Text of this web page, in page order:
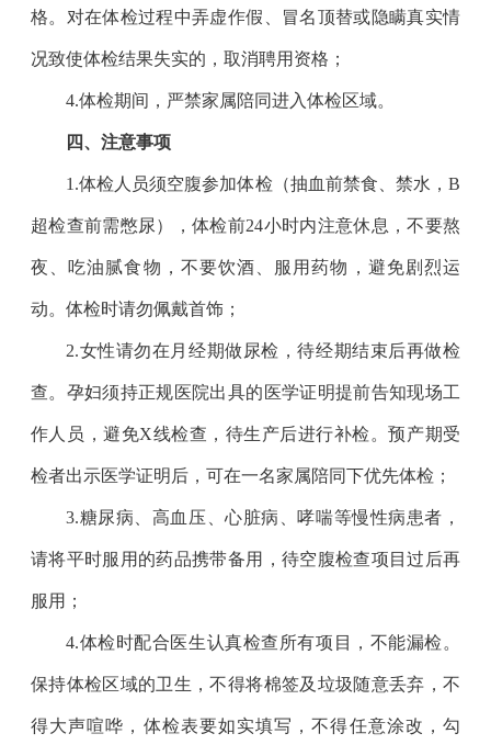
格。对在体检过程中弄虚作假、冒名顶替或隐瞒真实情
况致使体检结果失实的，取消聘用资格；
4.体检期间，严禁家属陪同进入体检区域。
四、注意事项
1.体检人员须空腹参加体检（抽血前禁食、禁水，B
超检查前需憋尿），体检前24小时内注意休息，不要熬
夜、吃油腻食物，不要饮酒、服用药物，避免剧烈运
动。体检时请勿佩戴首饰；
2.女性请勿在月经期做尿检，待经期结束后再做检
查。孕妇须持正规医院出具的医学证明提前告知现场工
作人员，避免X线检查，待生产后进行补检。预产期受
检者出示医学证明后，可在一名家属陪同下优先体检；
3.糖尿病、高血压、心脏病、哮喘等慢性病患者，
请将平时服用的药品携带备用，待空腹检查项目过后再
服用；
4.体检时配合医生认真检查所有项目，不能漏检。
保持体检区域的卫生，不得将棉签及垃圾随意丢弃，不
得大声喧哗，体检表要如实填写，不得任意涂改，勾